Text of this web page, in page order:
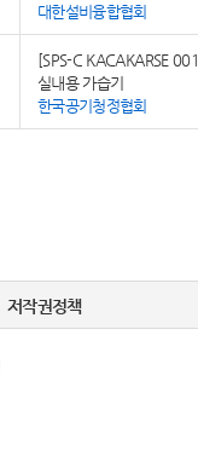
대한설비융합협회
[SPS-C KACAKARSE
실내용 가습기
한국공기청정협회
저작권정책